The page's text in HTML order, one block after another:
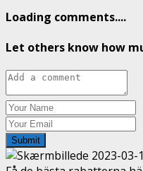
Loading comments....
Let others know how
Submit